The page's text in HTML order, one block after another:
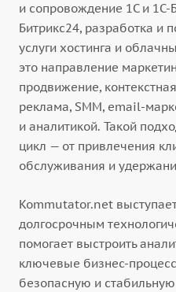
и сопровождение 1С и 1С-
Битрикс24, разработка и
услуги хостинга и
это направление
продвижение,
реклама, SMM, email-
и аналитикой. Такой
цикл — от привлечения
обслуживания и
Kommutator.net
долгосрочным
помогает выстроить
ключевые бизнес-
безопасную и